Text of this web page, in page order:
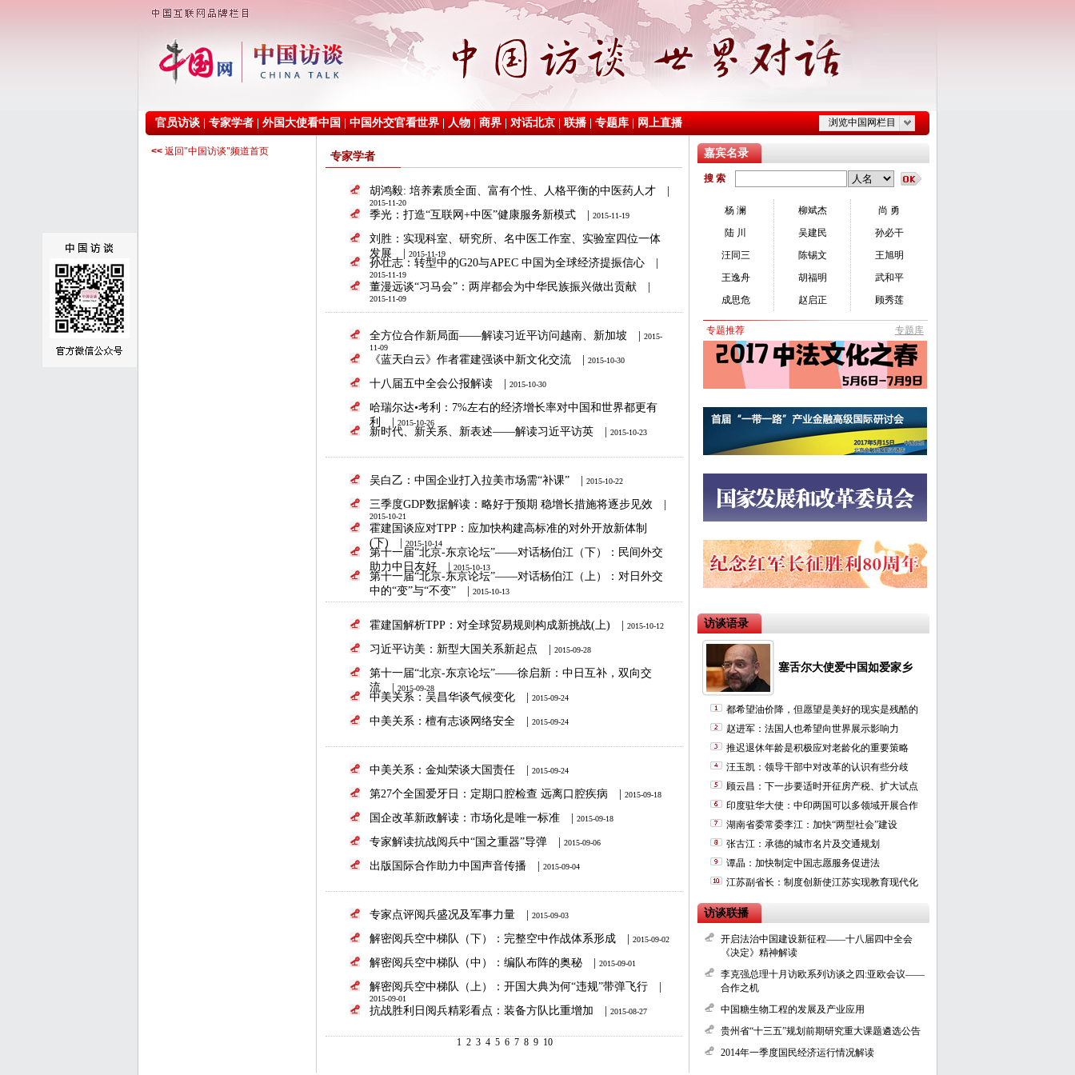
官员访谈|专家学者|外国大使看中国|中国外交官看世界|人物|商界|对话北京|联播|专题库|网上直播 浏览中国网栏目
<< 返回"中国访谈"频道首页 专家学者
胡鸿毅: 培养素质全面、富有个性、人格平衡的中医药人才
2015-11-20
季光：打造“互联网+中医”健康服务新模式 2015-11-19
刘胜：实现科室、研究所、名中医工作室、实验室四位一体
发展
2015-11-19
孙壮志：转型中的G20与APEC 中国为全球经济提振信心
2015-11-19
董漫远谈“习马会”：两岸都会为中华民族振兴做出贡献
2015-11-09
全方位合作新局面——解读习近平访问越南、新加坡
2015-
11-09
《蓝天白云》作者霍建强谈中新文化交流 2015-10-30
十八届五中全会公报解读 2015-10-30
哈瑞尔达•考利：7%左右的经济增长率对中国和世界都更有
利
2015-10-26
新时代、新关系、新表述——解读习近平访英 2015-10-23
吴白乙：中国企业打入拉美市场需“补课” 2015-10-22
三季度GDP数据解读：略好于预期 稳增长措施将逐步见效
2015-10-21
霍建国谈应对TPP：应加快构建高标准的对外开放新体制
(下)
2015-10-14
第十一届“北京-东京论坛”——对话杨伯江（下）：民间外交
助力中日友好
2015-10-13
第十一届“北京-东京论坛”——对话杨伯江（上）：对日外交
中的“变”与“不变”
2015-10-13
霍建国解析TPP：对全球贸易规则构成新挑战(上) 2015-10-12
习近平访美：新型大国关系新起点 2015-09-28
第十一届“北京-东京论坛”——徐启新：中日互补，双向交
流
2015-09-28
中美关系：吴昌华谈气候变化 2015-09-24
中美关系：檀有志谈网络安全 2015-09-24
中美关系：金灿荣谈大国责任 2015-09-24
第27个全国爱牙日：定期口腔检查 远离口腔疾病 2015-09-18
国企改革新政解读：市场化是唯一标准 2015-09-18
专家解读抗战阅兵中“国之重器”导弹 2015-09-06
出版国际合作助力中国声音传播 2015-09-04
专家点评阅兵盛况及军事力量 2015-09-03
解密阅兵空中梯队（下）：完整空中作战体系形成 2015-09-02
解密阅兵空中梯队（中）：编队布阵的奥秘 2015-09-01
解密阅兵空中梯队（上）：开国大典为何“违规”带弹飞行
2015-09-01
抗战胜利日阅兵精彩看点：装备方队比重增加 2015-08-27
1 2 3 4 5 6 7 8 9 10